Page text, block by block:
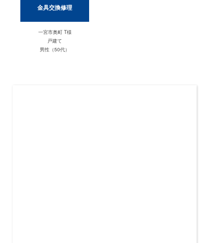
金具交換修理
一宮市奥町 T様
戸建て
男性（50代）